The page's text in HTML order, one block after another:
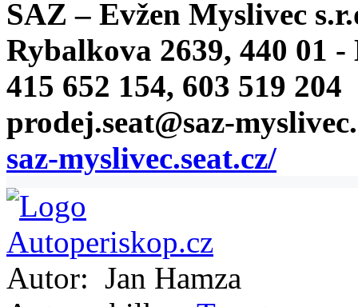
SAZ – Evžen Myslivec
Rybalkova 2639, 440 01
415 652 154, 603 519 204
prodej.seat@saz-
saz-myslivec.seat.cz/
Autor: Jan Hamza